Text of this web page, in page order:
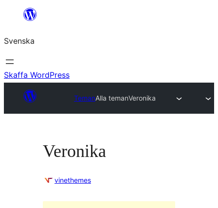
Hoppa
innehåll
Svenska
Skaffa WordPress
TemanAlla temanVeronika
Veronika
vinethemes